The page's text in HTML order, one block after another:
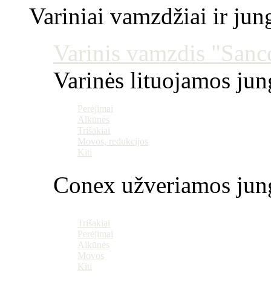
Variniai vamzdžiai ir
Varinis vamzdis
Varinės lituojamos
Perėjimai
Alkūnės
Trišakiai
Movos, redukcijos
Kiti
Conex užveriamos
Trišakiai
Perėjimai
Alkūnės
Movos
Kiti